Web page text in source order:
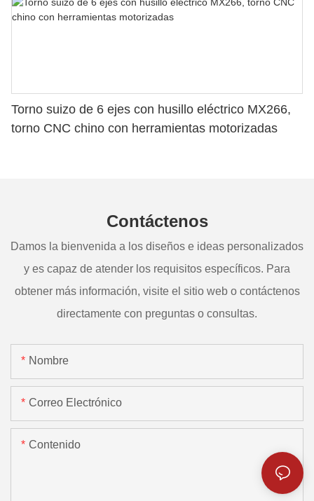
Torno suizo de 6 ejes con husillo eléctrico MX266,
torno CNC chino con herramientas motorizadas
Contáctenos
Damos la bienvenida a los diseños e ideas personalizados
y es capaz de atender los requisitos específicos. Para
obtener más información, visite el sitio web o contáctenos
directamente con preguntas o consultas.
Nombre
Correo Electrónico
Contenido